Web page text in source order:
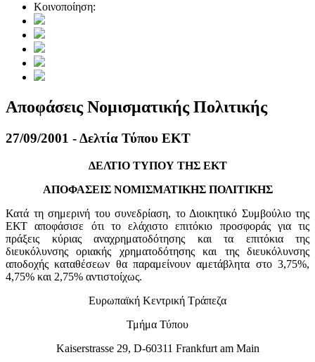
Κοινοποίηση:
Αποφάσεις Νομισματικής Πολιτικής
27/09/2001 - Δελτία Τύπου ΕΚΤ
ΔΕΛΤΙΟ ΤΥΠΟΥ ΤΗΣ ΕΚΤ
ΑΠΟΦΑΣΕΙΣ ΝΟΜΙΣΜΑΤΙΚΗΣ ΠΟΛΙΤΙΚΗΣ
Κατά τη σημερινή του συνεδρίαση, το Διοικητικό Συμβούλιο της
ΕΚΤ αποφάσισε ότι το ελάχιστο επιτόκιο προσφοράς για τις
πράξεις κύριας αναχρηματοδότησης και τα επιτόκια της
διευκόλυνσης οριακής χρηματοδότησης και της διευκόλυνσης
αποδοχής καταθέσεων θα παραμείνουν αμετάβλητα στο 3,75%,
4,75% και 2,75% αντιστοίχως.
Ευρωπαϊκή Κεντρική Τράπεζα
Τμήμα Τύπου
Kaiserstrasse 29, D-60311 Frankfurt am Main